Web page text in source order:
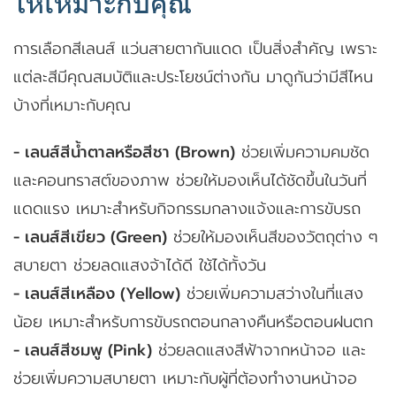
การเลือกสีเลนส์ แว่นสายตากันแดด เป็นสิ่งสำคัญ เพราะ
แต่ละสีมีคุณสมบัติและประโยชน์ต่างกัน มาดูกันว่ามีสีไหน
บ้างที่เหมาะกับคุณ
- เลนส์สีน้ำตาลหรือสีชา (Brown) ช่วยเพิ่มความคมชัด
และคอนทราสต์ของภาพ ช่วยให้มองเห็นได้ชัดขึ้นในวันที่
แดดแรง เหมาะสำหรับกิจกรรมกลางแจ้งและการขับรถ
- เลนส์สีเขียว (Green) ช่วยให้มองเห็นสีของวัตถุต่าง ๆ
สบายตา ช่วยลดแสงจ้าได้ดี ใช้ได้ทั้งวัน
- เลนส์สีเหลือง (Yellow) ช่วยเพิ่มความสว่างในที่แสง
น้อย เหมาะสำหรับการขับรถตอนกลางคืนหรือตอนฝนตก
- เลนส์สีชมพู (Pink) ช่วยลดแสงสีฟ้าจากหน้าจอ และ
ช่วยเพิ่มความสบายตา เหมาะกับผู้ที่ต้องทำงานหน้าจอ